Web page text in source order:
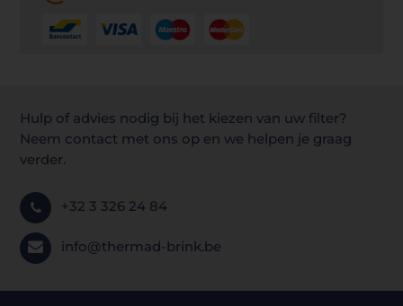
Hulp of advies nodig bij het kiezen van uw filter?
Neem contact met ons op en we helpen je graag
verder.
+32 3 326 24 84
info@thermad-brink.be